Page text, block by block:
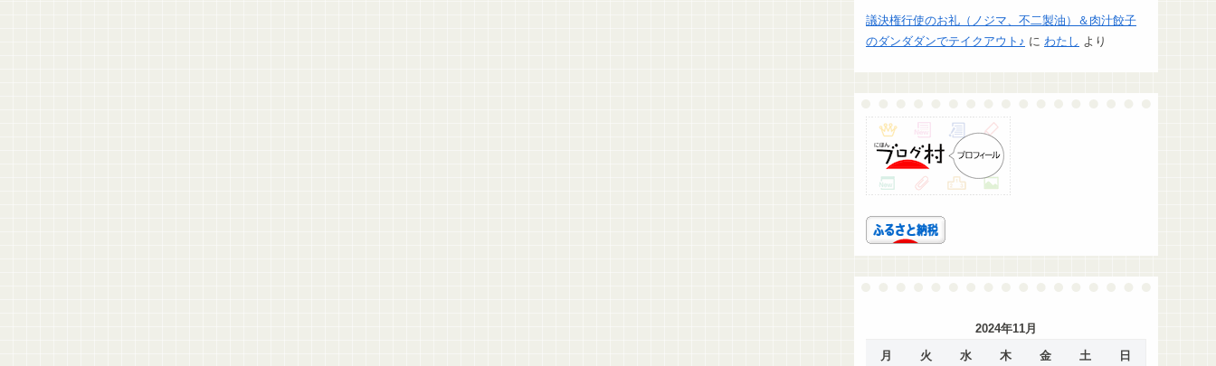
議決権行使のお礼（ノジマ、不二製油）＆肉汁餃子
のダンダダンでテイクアウト♪ に わたし より
2024年11月
月
火 水 木 金 土
日